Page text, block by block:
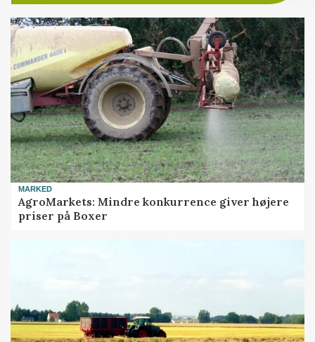
MARKED
AgroMarkets: Mindre konkurrence giver højere
priser på Boxer